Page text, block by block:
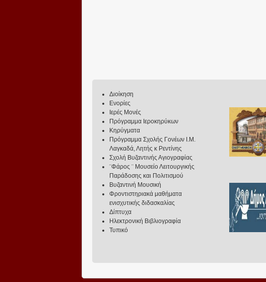
Διοίκηση
Ενορίες
Ιερές Μονές
Πρόγραμμα Ιεροκηρύκων
Κηρύγματα
Πρόγραμμα Σχολής Γονέων Ι.Μ.
Λαγκαδά, Λητής κ Ρεντίνης
Σχολή Βυζαντινής Αγιογραφίας
¨Φάρος ¨ Μουσείο Λειτουργικής
Παράδοσης και Πολιτισμού
Βυζαντινή Μουσική
Φροντιστηριακά μαθήματα
ενισχυτικής διδασκαλίας
Δίπτυχα
Ηλεκτρονική Βιβλιογραφία
Τυπικό